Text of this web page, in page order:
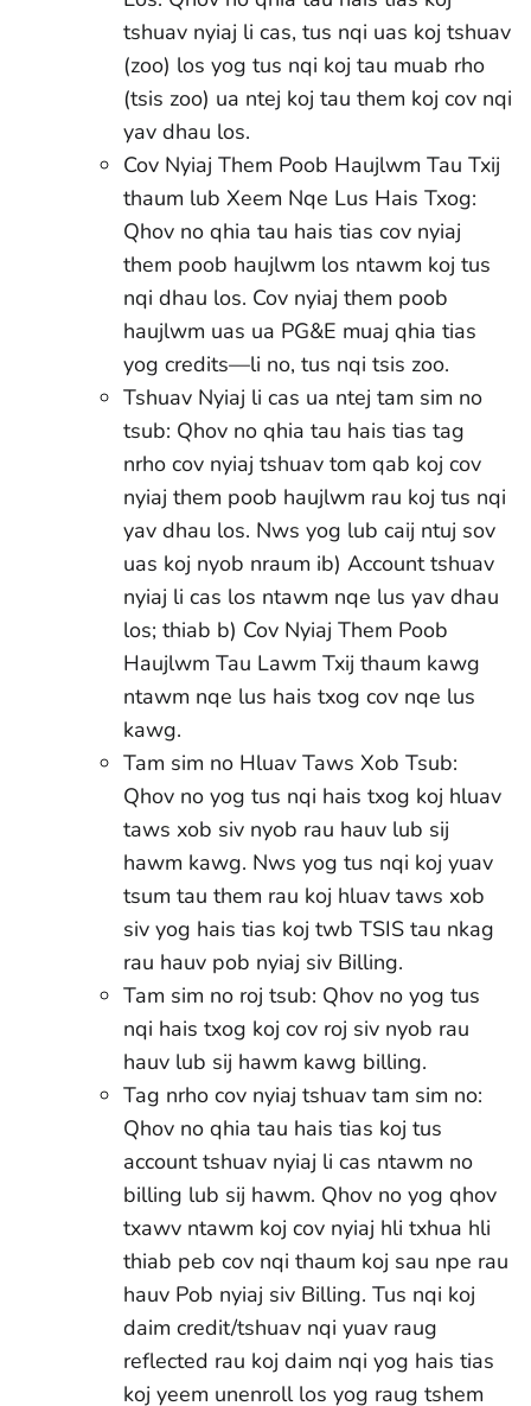
tshuav nyiaj li cas, tus nqi uas koj tshuav
(zoo) los yog tus nqi koj tau muab rho
(tsis zoo) ua ntej koj tau them koj cov nqi
yav dhau los.
Cov Nyiaj Them Poob Haujlwm Tau Txij
thaum lub Xeem Nqe Lus Hais Txog:
Qhov no qhia tau hais tias cov nyiaj
them poob haujlwm los ntawm koj tus
nqi dhau los. Cov nyiaj them poob
haujlwm uas ua PG&E muaj qhia tias
yog credits—li no, tus nqi tsis zoo.
Tshuav Nyiaj li cas ua ntej tam sim no
tsub: Qhov no qhia tau hais tias tag
nrho cov nyiaj tshuav tom qab koj cov
nyiaj them poob haujlwm rau koj tus nqi
yav dhau los. Nws yog lub caij ntuj sov
uas koj nyob nraum ib) Account tshuav
nyiaj li cas los ntawm nqe lus yav dhau
los; thiab b) Cov Nyiaj Them Poob
Haujlwm Tau Lawm Txij thaum kawg
ntawm nqe lus hais txog cov nqe lus
kawg.
Tam sim no Hluav Taws Xob Tsub:
Qhov no yog tus nqi hais txog koj hluav
taws xob siv nyob rau hauv lub sij
hawm kawg. Nws yog tus nqi koj yuav
tsum tau them rau koj hluav taws xob
siv yog hais tias koj twb TSIS tau nkag
rau hauv pob nyiaj siv Billing.
Tam sim no roj tsub: Qhov no yog tus
nqi hais txog koj cov roj siv nyob rau
hauv lub sij hawm kawg billing.
Tag nrho cov nyiaj tshuav tam sim no:
Qhov no qhia tau hais tias koj tus
account tshuav nyiaj li cas ntawm no
billing lub sij hawm. Qhov no yog qhov
txawv ntawm koj cov nyiaj hli txhua hli
thiab peb cov nqi thaum koj sau npe rau
hauv Pob nyiaj siv Billing. Tus nqi koj
daim credit/tshuav nqi yuav raug
reflected rau koj daim nqi yog hais tias
koj yeem unenroll los yog raug tshem